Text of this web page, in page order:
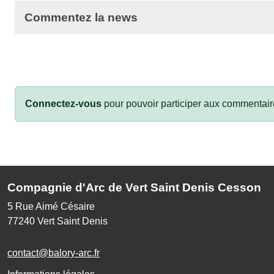
Commentez la news
Connectez-vous pour pouvoir participer aux
Compagnie d'Arc de Vert Saint Denis Cesson
5 Rue Aimé Césaire
77240 Vert Saint Denis
contact@balory-arc.fr